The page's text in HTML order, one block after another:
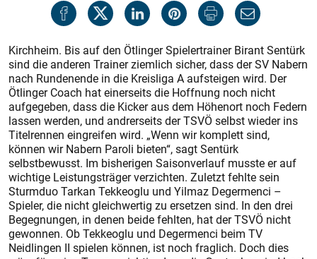
Kirchheim. Bis auf den Ötlinger Spielertrainer Birant Sentürk
sind die anderen Trainer ziemlich sicher, dass der SV Nabern
nach Rundenende in die Kreisliga A aufsteigen wird. Der
Ötlinger Coach hat einerseits die Hoffnung noch nicht
aufgegeben, dass die Kicker aus dem Höhenort noch Federn
lassen werden, und andrerseits der TSVÖ selbst wieder ins
Titelrennen eingreifen wird. „Wenn wir komplett sind,
können wir Nabern Paroli bieten“, sagt Sentürk
selbstbewusst. Im bisherigen Saisonverlauf musste er auf
wichtige Leistungsträger verzichten. Zuletzt fehlte sein
Sturmduo Tarkan Tekkeoglu und Yilmaz Degermenci –
Spieler, die nicht gleichwertig zu ersetzen sind. In den drei
Begegnungen, in denen beide fehlten, hat der TSVÖ nicht
gewonnen. Ob Tekkeoglu und Degermenci beim TV
Neidlingen II spielen können, ist noch fraglich. Doch dies